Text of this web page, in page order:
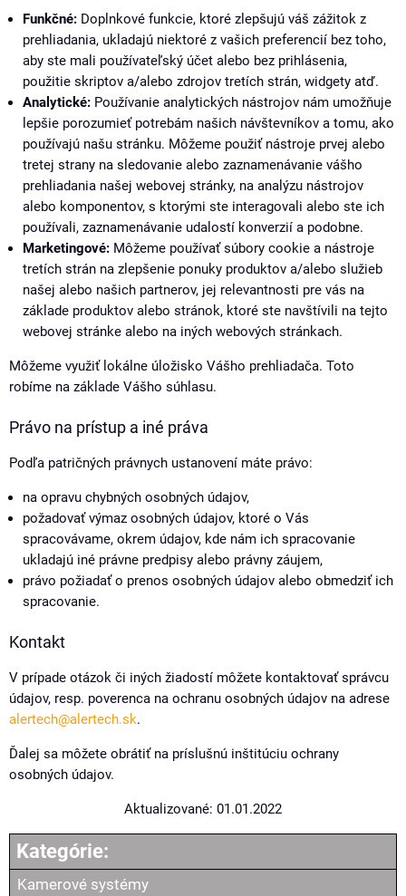
Funkčné: Doplnkové funkcie, ktoré zlepšujú váš zážitok z
prehliadania, ukladajú niektoré z vašich preferencií bez toho,
aby ste mali používateľský účet alebo bez prihlásenia,
použitie skriptov a/alebo zdrojov tretích strán, widgety atď.
Analytické: Používanie analytických nástrojov nám umožňuje
lepšie porozumieť potrebám našich návštevníkov a tomu, ako
používajú našu stránku. Môžeme použiť nástroje prvej alebo
tretej strany na sledovanie alebo zaznamenávanie vášho
prehliadania našej webovej stránky, na analýzu nástrojov
alebo komponentov, s ktorými ste interagovali alebo ste ich
používali, zaznamenávanie udalostí konverzií a podobne.
Marketingové: Môžeme používať súbory cookie a nástroje
tretích strán na zlepšenie ponuky produktov a/alebo služieb
našej alebo našich partnerov, jej relevantnosti pre vás na
základe produktov alebo stránok, ktoré ste navštívili na tejto
webovej stránke alebo na iných webových stránkach.
Môžeme využiť lokálne úložisko Vášho prehliadača. Toto
robíme na základe Vášho súhlasu.
Právo na prístup a iné práva
Podľa patričných právnych ustanovení máte právo:
na opravu chybných osobných údajov,
požadovať výmaz osobných údajov, ktoré o Vás
spracovávame, okrem údajov, kde nám ich spracovanie
ukladajú iné právne predpisy alebo právny záujem,
právo požiadať o prenos osobných údajov alebo obmedziť ich
spracovanie.
Kontakt
V prípade otázok či iných žiadostí môžete kontaktovať správcu
údajov, resp. poverenca na ochranu osobných údajov na adrese
alertech@alertech.sk.
Ďalej sa môžete obrátiť na príslušnú inštitúciu ochrany
osobných údajov.
Aktualizované: 01.01.2022
Kamerové systémy